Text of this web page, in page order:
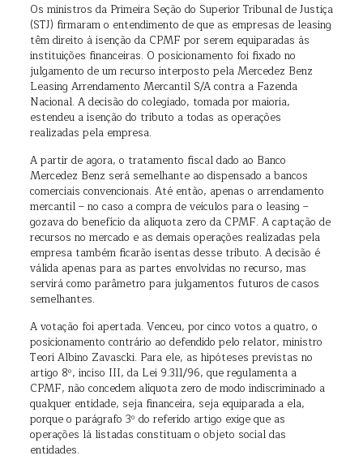
Os ministros da Primeira Seção do Superior Tribunal de Justiça
(STJ) firmaram o entendimento de que as empresas de leasing
têm direito à isenção da CPMF por serem equiparadas às
instituições financeiras. O posicionamento foi fixado no
julgamento de um recurso interposto pela Mercedez Benz
Leasing Arrendamento Mercantil S/A contra a Fazenda
Nacional. A decisão do colegiado, tomada por maioria,
estendeu a isenção do tributo a todas as operações
realizadas pela empresa.
A partir de agora, o tratamento fiscal dado ao Banco
Mercedez Benz será semelhante ao dispensado a bancos
comerciais convencionais. Até então, apenas o arrendamento
mercantil – no caso a compra de veículos para o leasing –
gozava do benefício da alíquota zero da CPMF. A captação de
recursos no mercado e as demais operações realizadas pela
empresa também ficarão isentas desse tributo. A decisão é
válida apenas para as partes envolvidas no recurso, mas
servirá como parâmetro para julgamentos futuros de casos
semelhantes.
A votação foi apertada. Venceu, por cinco votos a quatro, o
posicionamento contrário ao defendido pelo relator, ministro
Teori Albino Zavascki. Para ele, as hipóteses previstas no
artigo 8º, inciso III, da Lei 9.311/96, que regulamenta a
CPMF, não concedem alíquota zero de modo indiscriminado a
qualquer entidade, seja financeira, seja equiparada a ela,
porque o parágrafo 3º do referido artigo exige que as
operações lá listadas constituam o objeto social das
entidades.